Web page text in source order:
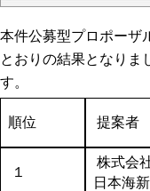
本件公募型プロポーザ
とおりの結果となりま
す。
順位 提案者
１
株式会
日本海